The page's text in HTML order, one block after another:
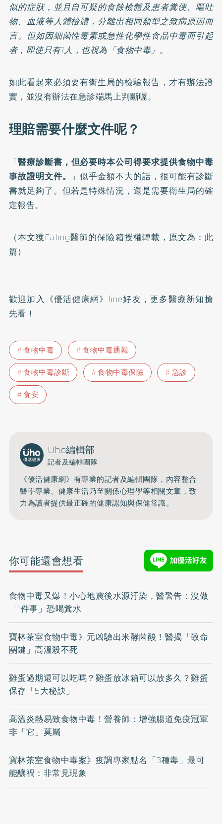
似的症狀，並且自可疑的食餘檢體及患者糞便、嘔吐
物、血液等人體檢體，分離出相同類型之致病原因而
言。但如因細菌性毒素或急性化學性食品中毒而引起
者，即使只有1人，也視為「食物中毒」。
如此看起來必須要有衛生局的檢驗報告，才有辦法證
實，並沒有辦法在急診端馬上判斷喔。
理賠需要什麼文件呢？
「醫療診斷書，但必要時本公司得要求提供食物中毒
事故證明文件。 」似乎金額不大的話，很可能有診斷
書就足夠了。但若是特殊情況，還是需要衛生局的確
定報告。
（本文獲Eating醫師的保險箱授權轉載，原文為： 此
篇）
歡迎加入 《優活健康網》line好友 ，更多醫療新知搶
先看！
食物中毒
食物中毒通報
食物中毒診斷
食物中毒保險
急診
食安
Uho編輯部
記者及編輯團隊
《優活健康網》有專業的記者及編輯團隊，內容整合
醫學專業、健康生活乃至關係心理學等相關文章，致
力為讀者提供最正確的健康認知與保健常識。
你可能還會想看
食物中毒又爆！小心地震後水源汙染，醫警告：沒做
「1件事」恐喝糞水
寶林茶室食物中毒》元凶驗出米酵菌酸！醫揭「致命
關鍵」高溫殺不死
雞蛋過期還可以吃嗎？雞蛋放冰箱可以放多久？雞蛋
保存「5大秘訣」
高溫炎熱易致食物中毒！營養師：增強腸道免疫冠軍
非「它」莫屬
寶林茶室食物中毒案》疫調專家點名「3種毒」最可
能釀禍：非常見現象